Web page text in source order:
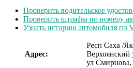
Проверить водительское
Проверить штрафы по номеру
Узнать историю автомобиля по
Адрес:
Респ Саха /
Верхоянский
ул Смирнова,